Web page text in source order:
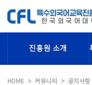
진흥원 소개
HOME 커뮤니티 공지사항